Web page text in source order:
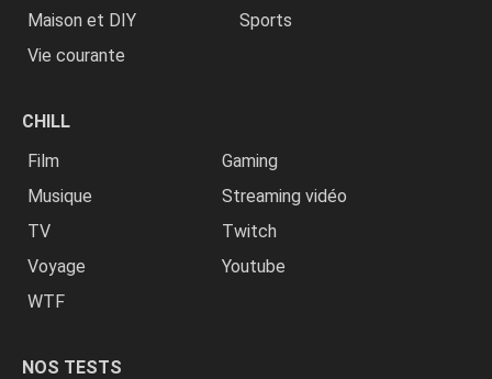
Maison et DIY
Sports
Vie courante
CHILL
Film
Gaming
Musique
Streaming vidéo
TV
Twitch
Voyage
Youtube
WTF
NOS TESTS